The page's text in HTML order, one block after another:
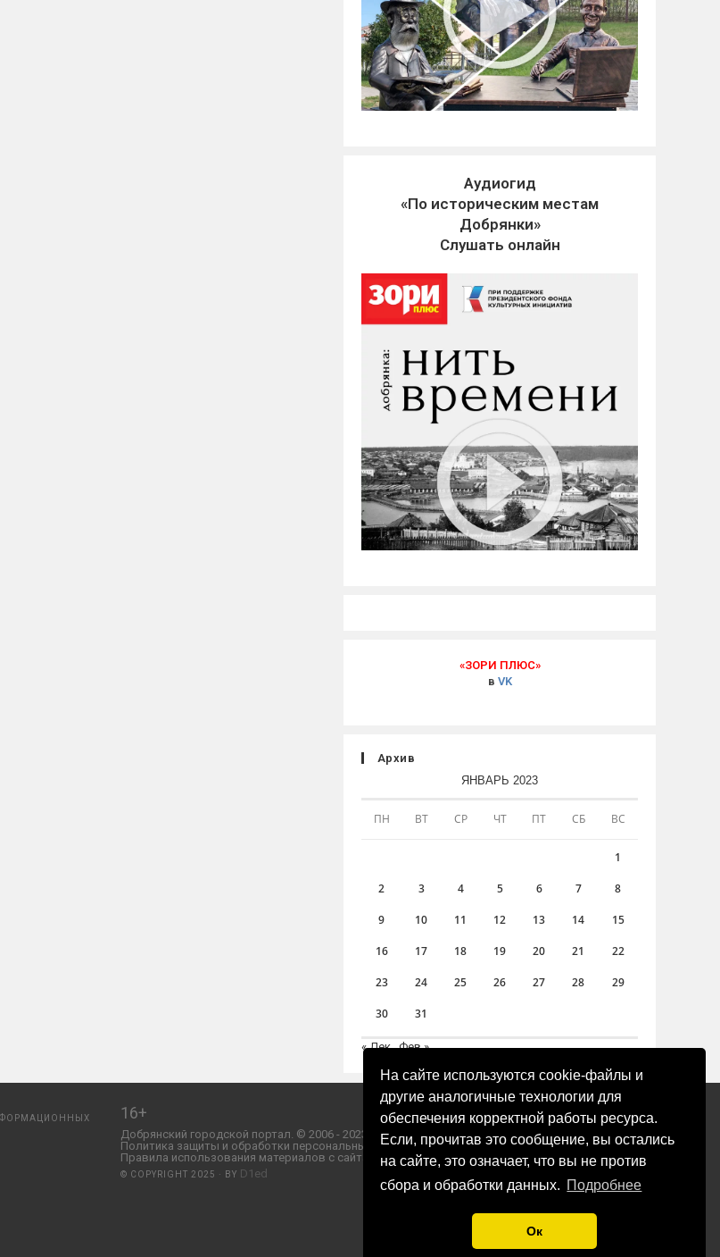
На сайте используются cookie-файлы и
другие аналогичные технологии для
обеспечения корректной работы ресурса.
Если, прочитав это сообщение, вы остались
на сайте, это означает, что вы не против
сбора и обработки данных. Подробнее
Ок
Аудиогид
«По историческим местам
Добрянки»
Слушать онлайн
«ЗОРИ ПЛЮС»
в VK
Архив
ЯНВАРЬ 2023
ПН ВТ СР ЧТ ПТ СБ ВС
1
2 3 4 5 6 7 8
9 10 11 12 13 14 15
16 17 18 19 20 21 22
23 24 25 26 27 28 29
30 31
« Дек Фев »
16+
Добрянский городской портал. © 2006 - 2023 ООО «Пресса-Том».
Политика защиты и обработки персональных данных ООО «Пресса-Том».
Правила использования материалов с сайта «ЗОРИ ПЛЮС».
© COPYRIGHT 2025 · BY D1ed